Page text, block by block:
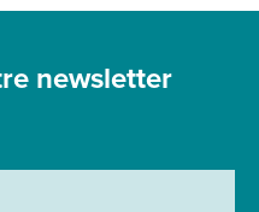
newsletter